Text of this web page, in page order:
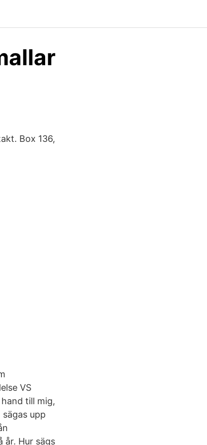
Box 136,
VS
till mig,
upp
år. Hur sägs